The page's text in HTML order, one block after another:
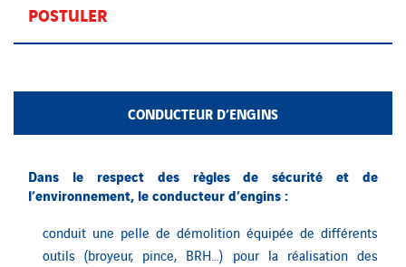
POSTULER
CONDUCTEUR D’ENGINS
Dans le respect des règles de sécurité et de
l’environnement, le conducteur d’engins :
conduit une pelle de démolition équipée de différents
outils (broyeur, pince, BRH…) pour la réalisation des